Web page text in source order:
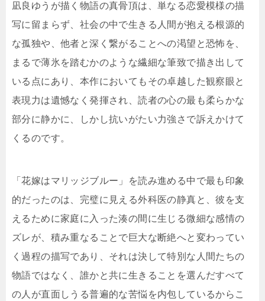
凪良ゆうが描く物語の真骨頂は、単なる恋愛模様の描
写に留まらず、社会の中で生きる人間が抱える根源的
な孤独や、他者と深く繋がることへの渇望と恐怖を、
まるで薄氷を踏むかのような繊細な筆致で描き出して
いる点にあり、本作においてもその卓越した観察眼と
表現力は遺憾なく発揮され、読者の心の最も柔らかな
部分に静かに、しかし抗いがたい力強さで訴えかけて
くるのです。
「花嫁はマリッジブルー」を読み進める中で最も印象
的だったのは、完璧に見える外科医の静真と、彼を支
えるために家庭に入った湊の間に生じる微細な感情の
ズレが、積み重なることで巨大な断絶へと変わってい
く過程の描写であり、それは決して特別な人間たちの
物語ではなく、誰かと共に生きることを選んだすべて
の人が直面しうる普遍的な苦悩を内包しているからこ